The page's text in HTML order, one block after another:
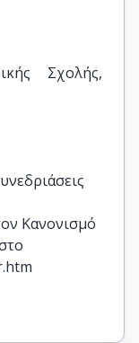
Σχολής,
Κανονισμό